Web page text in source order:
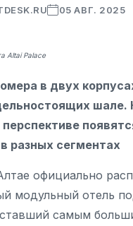
05 АВГ. 2025
Altai Palace
в двух
шале.
разных сегментах
официально
модульный отель
самым